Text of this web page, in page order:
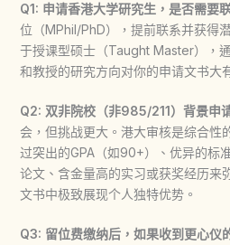
Q1: 申请香港大学研究生，是否需要
位（MPhil/PhD），提前联系并获得
于授课型硕士（Taught Master），
和教授的研究方向对你的申请文书大
Q2: 双非院校（非985/211）背景申
会，但挑战更大。港大审核是综合性
过突出的GPA（如90+）、优异的标
论文、含金量高的实习或获奖经历来
文书中极致展现个人独特优势。
Q3: 留位费缴纳后，如果收到更心仪